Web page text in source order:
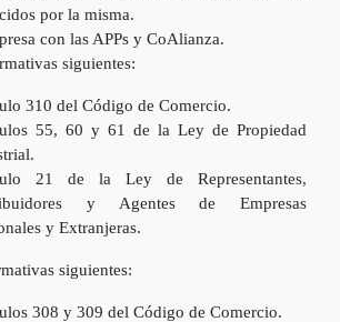
por la misma.
con las APPs y CoAlianza.
siguientes:
310 del Código de Comercio.
55, 60 y 61 de la Ley de Propiedad
21 de la Ley de Representantes,
y Agentes de Empresas
y Extranjeras.
siguientes:
308 y 309 del Código de Comercio.